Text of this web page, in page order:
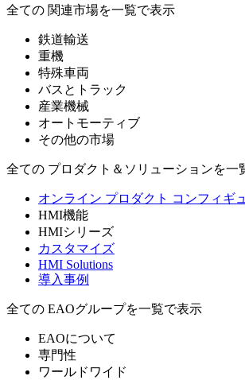
全ての 関連市場を一覧で表示
鉄道輸送
重機
特殊車両
バスとトラック
産業機械
オートモーティブ
その他の市場
全ての プロダクト＆ソリューションを一
オンライン プロダクト コンフィギ
HMI機能
HMIシリーズ
カスタマイズ
HMI Solutions
導入事例
全ての EAOグループを一覧で表示
EAOについて
専門性
ワールドワイド